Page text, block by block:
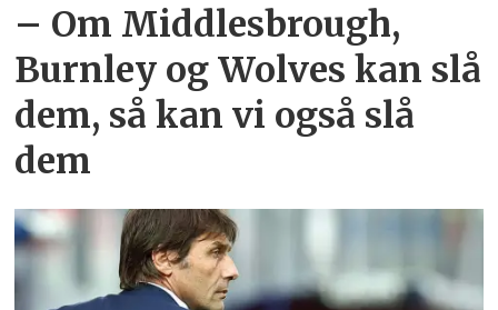
– Om Middlesbrough,
Burnley og Wolves kan slå
dem, så kan vi også slå
dem